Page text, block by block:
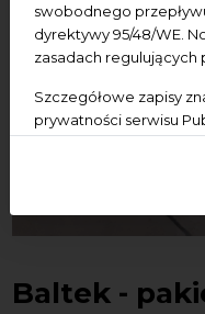
swobodnego
dyrektywy 95/48/WE.
zasadach regulujących
Szczegółowe zapisy
prywatności serwisu
dane są przetwarzane
starannością i zgodnie
Baltek -